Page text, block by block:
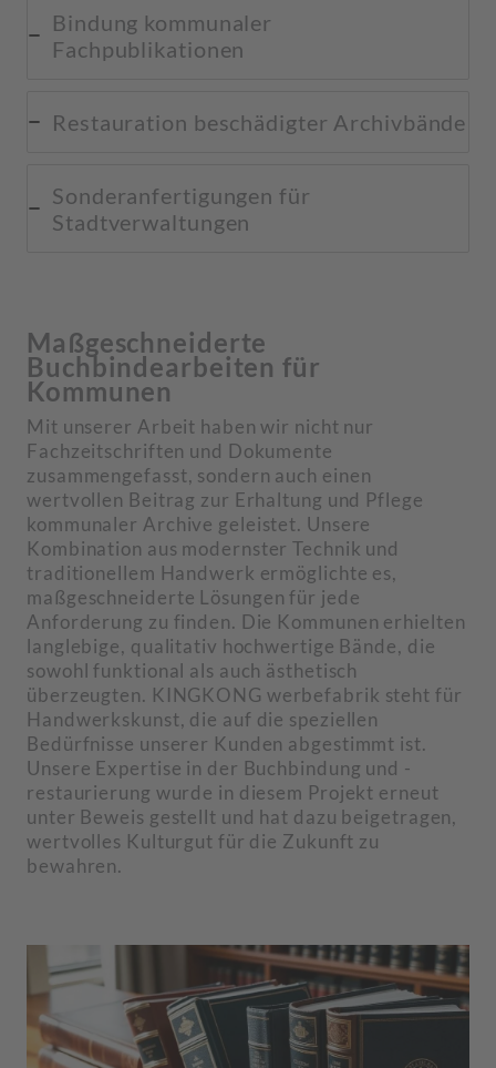
Bindung kommunaler
Fachpublikationen
Restauration beschädigter Archivbände
Sonderanfertigungen für
Stadtverwaltungen
Maßgeschneiderte
Buchbindearbeiten für
Kommunen
Mit unserer Arbeit haben wir nicht nur
Fachzeitschriften und Dokumente
zusammengefasst, sondern auch einen
wertvollen Beitrag zur Erhaltung und Pflege
kommunaler Archive geleistet. Unsere
Kombination aus modernster Technik und
traditionellem Handwerk ermöglichte es,
maßgeschneiderte Lösungen für jede
Anforderung zu finden. Die Kommunen erhielten
langlebige, qualitativ hochwertige Bände, die
sowohl funktional als auch ästhetisch
überzeugten. KINGKONG werbefabrik steht für
Handwerkskunst, die auf die speziellen
Bedürfnisse unserer Kunden abgestimmt ist.
Unsere Expertise in der Buchbindung und -
restaurierung wurde in diesem Projekt erneut
unter Beweis gestellt und hat dazu beigetragen,
wertvolles Kulturgut für die Zukunft zu
bewahren.